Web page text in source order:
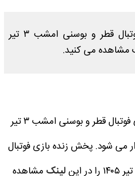
پخش زنده بازی فوتبال قطر و بوسنی امشب ۳ تیر
بازی فوتبال قطر و بوسنی امشب ۳ تیر
پخش زنده بازی فوتبال
لینک مشاهده